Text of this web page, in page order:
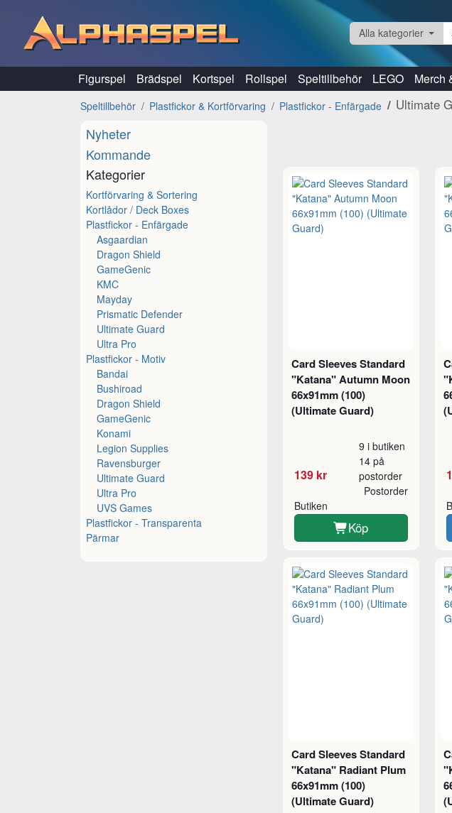
Alla kategorier
Figurspel Brädspel Kortspel Rollspel Speltillbehör LEGO Merch
Speltillbehör Plastfickor & Kortförvaring Plastfickor - Enfärgade Ultimate
Nyheter
Kommande
Kategorier
Kortförvaring & Sortering
Kortlådor / Deck Boxes
Plastfickor - Enfärgade
Asgaardian
Dragon Shield
GameGenic
KMC
Mayday
Prismatic Defender
Ultimate Guard
Ultra Pro
Plastfickor - Motiv
Bandai
Bushiroad
Dragon Shield
GameGenic
Konami
Legion Supplies
Ravensburger
Ultimate Guard
Ultra Pro
UVS Games
Plastfickor - Transparenta
Pärmar
Card Sleeves Standard
"Katana" Autumn Moon
66x91mm (100)
(Ultimate Guard)
139 kr
9 i butiken
14 på
postorder
Butiken
Postorder
Köp
Card Sleeves Standard
"Katana" Radiant Plum
66x91mm (100)
(Ultimate Guard)